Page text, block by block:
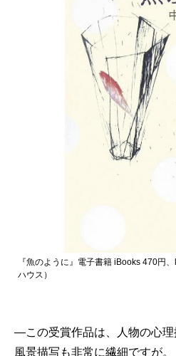
『魚のように』電子書籍 iBooks 470円
ハウス）
—この受賞作品は、人物の心理
風景描写も非常に繊細ですが。